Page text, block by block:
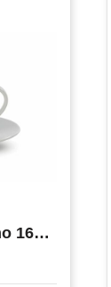
Kop & schotel Milano 160ml